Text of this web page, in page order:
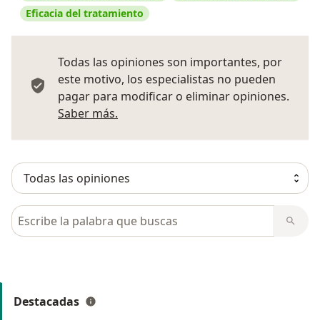
Eficacia del tratamiento
Todas las opiniones son importantes, por
este motivo, los especialistas no pueden
pagar para modificar o eliminar opiniones.
Saber más.
Busca en opiniones
Destacadas